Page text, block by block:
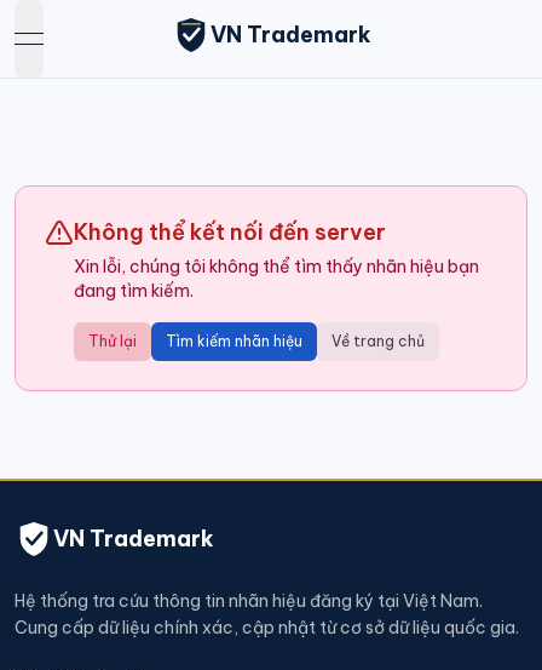
open navigation menu
VN Trademark
Không thể kết nối đến server
Xin lỗi, chúng tôi không thể tìm thấy nhãn hiệu bạn
đang tìm kiếm.
Thử lại Tìm kiếm nhãn hiệu Về trang chủ
VN Trademark
Hệ thống tra cứu thông tin nhãn hiệu đăng ký tại Việt Nam.
Cung cấp dữ liệu chính xác, cập nhật từ cơ sở dữ liệu quốc gia.